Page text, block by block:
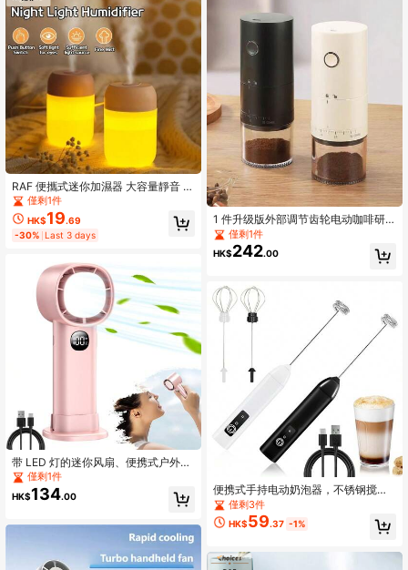
RAF 便攜式迷你加濕器 大容量靜音 U
SB 桌面加濕器 極靜小霧加濕器 適用
臥室、辦公室、汽車、旅行 深層滋潤
空氣加濕器
僅剩1件
HK$19.69
-30% Last 3 days
带 LED 灯的迷你风扇、便携式户外露
营风扇、USB 充电台扇、台式冷却风
扇、户外灯和小型台灯，适用于学
生、宿舍、露营、办公室、礼物
僅剩1件
HK$134.00
1 件升级版外部调节齿轮电动咖啡研
磨机，自动咖啡豆机，2000mAh 充
电式咖啡机，专业陶瓷研磨芯研磨
机，38 级外部粗磨和细磨调节
僅剩1件
HK$242.00
便携式手持电动奶泡器，不锈钢搅拌
器，可充电三速奶泡器，适用于拿
铁、卡布奇诺、热巧克力、鸡蛋等，
轻松制作浓郁顺滑的奶泡。
僅剩3件
HK$59.37 -1%